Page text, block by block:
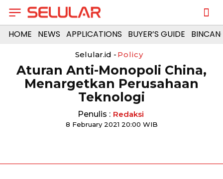
HOME NEWS APPLICATIONS BUYER’S GUIDE
Selular.id - Policy
Aturan Anti-Monopoli China,
Menargetkan Perusahaan
Teknologi
Penulis : Redaksi
8 February 2021 20:00 WIB